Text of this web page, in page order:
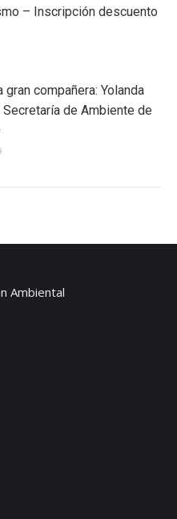
– Inscripción descuento
gran compañera: Yolanda
de Ambiente de
Ambiental